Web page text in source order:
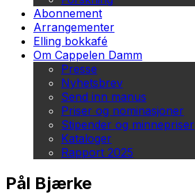
Abonnement
Arrangementer
Elling bokkafé
Om Cappelen Damm
Presse
Nyhetsbrev
Send inn manus
Priser og nominasjoner
Stipender og minnepriser
Kataloger
Rapport 2025
Pål Bjærke